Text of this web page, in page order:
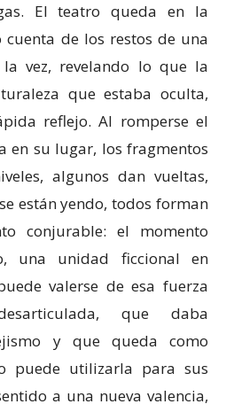
El teatro queda en la
de los restos de una
vez, revelando lo que la
que estaba oculta,
reflejo. Al romperse el
en su lugar, los fragmentos
algunos dan vueltas,
están yendo, todos forman
conjurable: el momento
una unidad ficcional en
valerse de esa fuerza
que daba
y que queda como
puede utilizarla para sus
a una nueva valencia,